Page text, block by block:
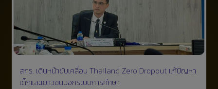
สกร. เดินหน้าขับเคลื่อน Thailand Zero Dropout แก้ปัญหา
เด็กและเยาวชนนอกระบบการศึกษา